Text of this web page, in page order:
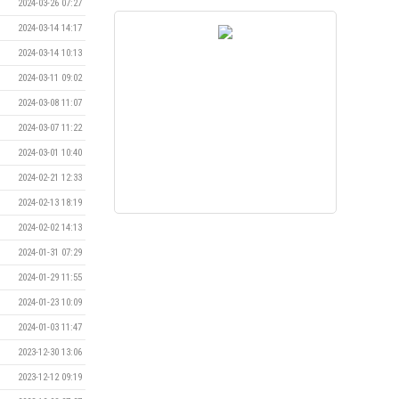
2024-03-26 07:27
2024-03-14 14:17
2024-03-14 10:13
2024-03-11 09:02
2024-03-08 11:07
2024-03-07 11:22
2024-03-01 10:40
2024-02-21 12:33
2024-02-13 18:19
2024-02-02 14:13
2024-01-31 07:29
2024-01-29 11:55
2024-01-23 10:09
2024-01-03 11:47
2023-12-30 13:06
2023-12-12 09:19